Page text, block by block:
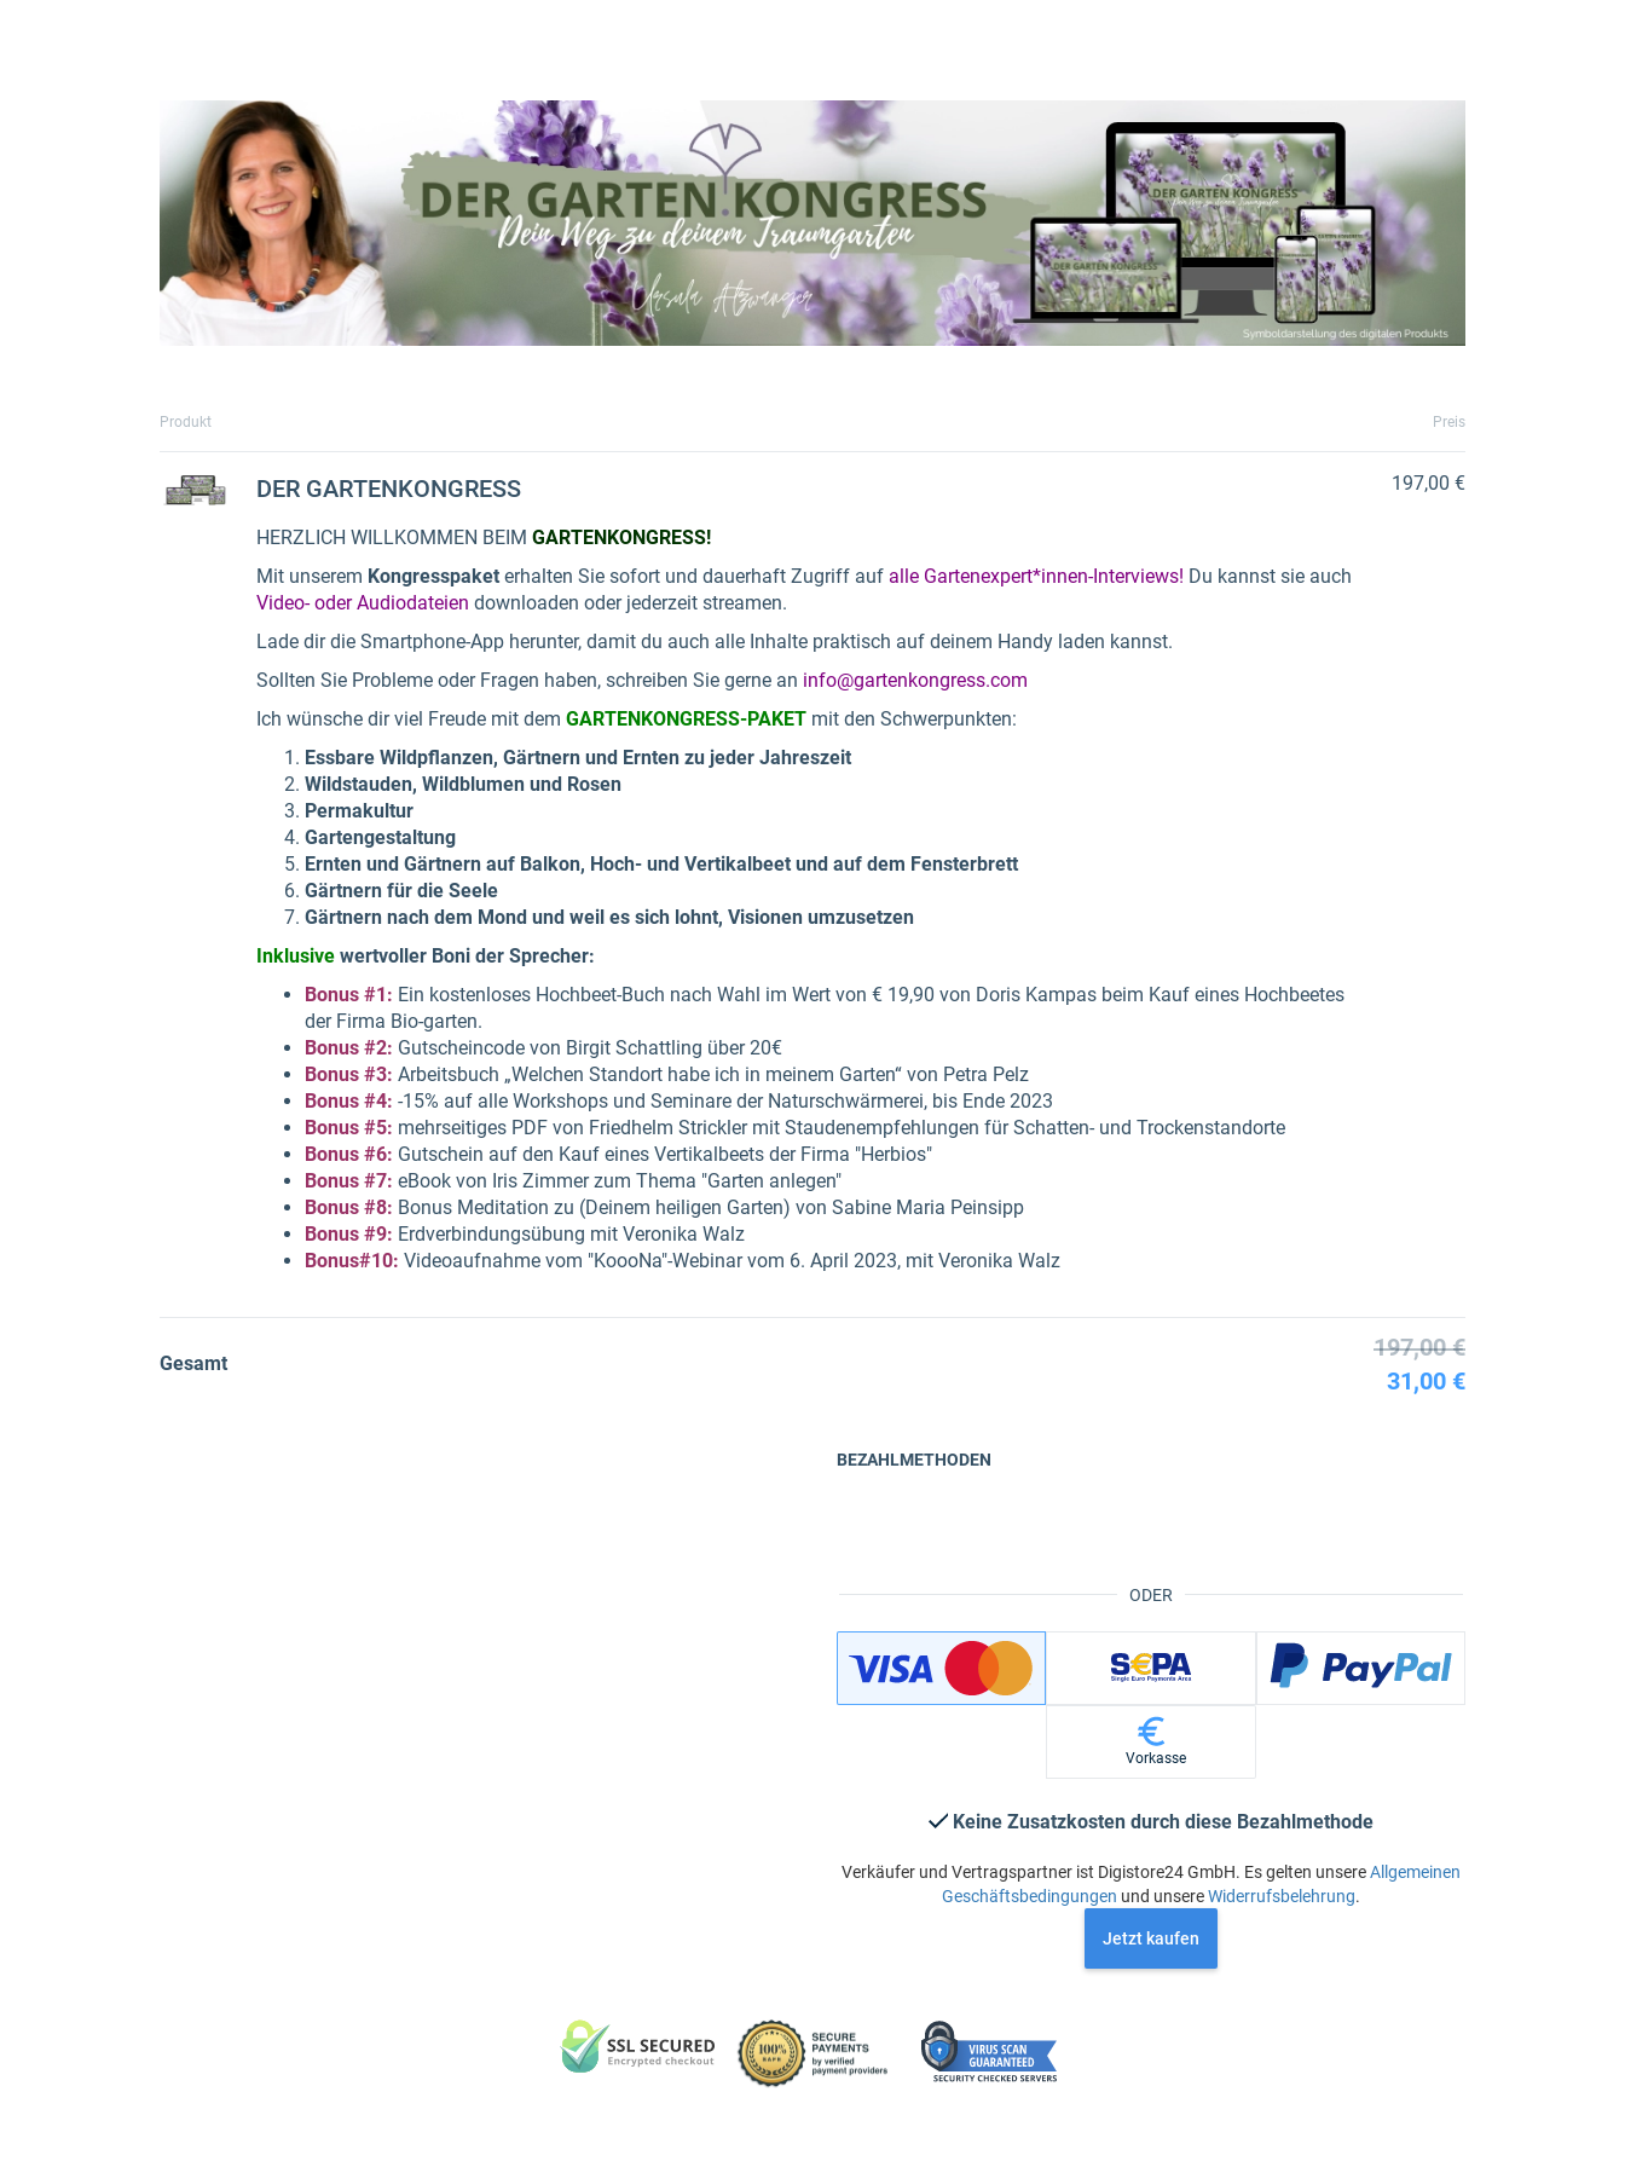
Produkt Preis
DER GARTENKONGRESS
HERZLICH WILLKOMMEN BEIM GARTENKONGRESS!
Mit unserem Kongresspaket erhalten Sie sofort und dauerhaft Zugriff auf alle Gartenexpert*innen-Interviews! Du kannst sie auch
Video- oder Audiodateien downloaden oder jederzeit streamen.
Lade dir die Smartphone-App herunter, damit du auch alle Inhalte praktisch auf deinem Handy laden kannst.
Sollten Sie Probleme oder Fragen haben, schreiben Sie gerne an info@gartenkongress.com
Ich wünsche dir viel Freude mit dem GARTENKONGRESS-PAKET mit den Schwerpunkten:
Essbare Wildpflanzen, Gärtnern und Ernten zu jeder Jahreszeit
Wildstauden, Wildblumen und Rosen
Permakultur
Gartengestaltung
Ernten und Gärtnern auf Balkon, Hoch- und Vertikalbeet und auf dem Fensterbrett
Gärtnern für die Seele
Gärtnern nach dem Mond und weil es sich lohnt, Visionen umzusetzen
Inklusive wertvoller Boni der Sprecher:
Bonus #1: Ein kostenloses Hochbeet-Buch nach Wahl im Wert von € 19,90 von Doris Kampas beim Kauf eines Hochbeetes
der Firma Bio-garten.
Bonus #2: Gutscheincode von Birgit Schattling über 20€
Bonus #3: Arbeitsbuch „Welchen Standort habe ich in meinem Garten“ von Petra Pelz
Bonus #4: -15% auf alle Workshops und Seminare der Naturschwärmerei, bis Ende 2023
Bonus #5: mehrseitiges PDF von Friedhelm Strickler mit Staudenempfehlungen für Schatten- und Trockenstandorte
Bonus #6: Gutschein auf den Kauf eines Vertikalbeets der Firma "Herbios"
Bonus #7: eBook von Iris Zimmer zum Thema "Garten anlegen"
Bonus #8: Bonus Meditation zu (Deinem heiligen Garten) von Sabine Maria Peinsipp
Bonus #9: Erdverbindungsübung mit Veronika Walz
Bonus#10: Videoaufnahme vom "KoooNa"-Webinar vom 6. April 2023, mit Veronika Walz
197,00 €
Gesamt
197,00 €
31,00 €
ODER
BEZAHLMETHODEN
Vorkasse
Keine Zusatzkosten durch diese Bezahlmethode
Verkäufer und Vertragspartner ist Digistore24 GmbH. Es gelten unsereAllgemeinen
Geschäftsbedingungen und unsereWiderrufsbelehrung.
Jetzt kaufen